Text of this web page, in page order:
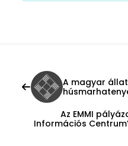
A magyar
Az EMMI
Információs